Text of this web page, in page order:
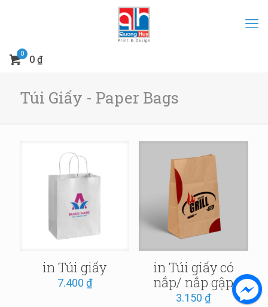
0
0 ₫
Túi Giấy - Paper Bags
in Túi giấy
7.400 ₫
in Túi giấy có
nắp/ nắp gập
3.150₫